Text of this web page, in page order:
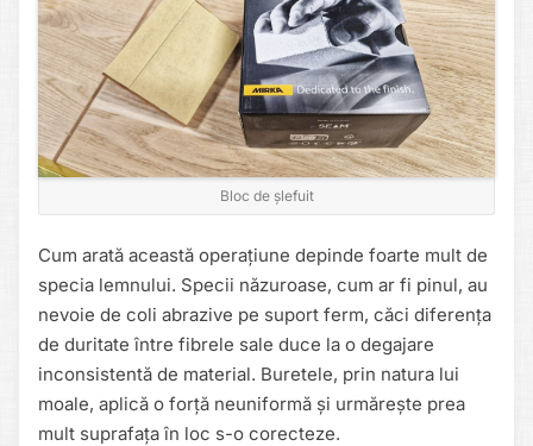
Bloc de șlefuit
Cum arată această operațiune depinde foarte mult de
specia lemnului. Specii năzuroase, cum ar fi pinul, au
nevoie de coli abrazive pe suport ferm, căci diferența
de duritate între fibrele sale duce la o degajare
inconsistentă de material. Buretele, prin natura lui
moale, aplică o forță neuniformă și urmărește prea
mult suprafața în loc s-o corecteze.